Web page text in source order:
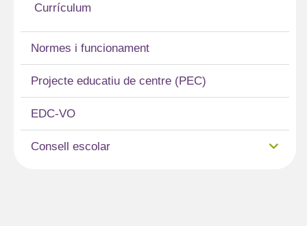
Currículum
Normes i funcionament
Projecte educatiu de centre (PEC)
EDC-VO
Consell escolar